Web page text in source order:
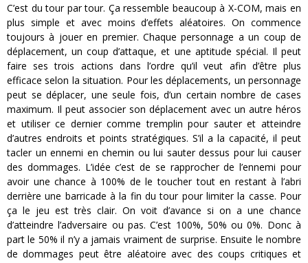
C’est du tour par tour. Ça ressemble beaucoup à X-COM, mais en
plus simple et avec moins d’effets aléatoires. On commence
toujours à jouer en premier. Chaque personnage a un coup de
déplacement, un coup d’attaque, et une aptitude spécial. Il peut
faire ses trois actions dans l’ordre qu’il veut afin d’être plus
efficace selon la situation. Pour les déplacements, un personnage
peut se déplacer, une seule fois, d’un certain nombre de cases
maximum. Il peut associer son déplacement avec un autre héros
et utiliser ce dernier comme tremplin pour sauter et atteindre
d’autres endroits et points stratégiques. S’il a la capacité, il peut
tacler un ennemi en chemin ou lui sauter dessus pour lui causer
des dommages. L’idée c’est de se rapprocher de l’ennemi pour
avoir une chance à 100% de le toucher tout en restant à l’abri
derrière une barricade à la fin du tour pour limiter la casse. Pour
ça le jeu est très clair. On voit d’avance si on a une chance
d’atteindre l’adversaire ou pas. C’est 100%, 50% ou 0%. Donc à
part le 50% il n’y a jamais vraiment de surprise. Ensuite le nombre
de dommages peut être aléatoire avec des coups critiques et